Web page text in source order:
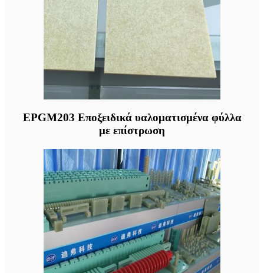
EPGM203 Εποξειδικά υαλοματισμένα φύλλα
με επίστρωση